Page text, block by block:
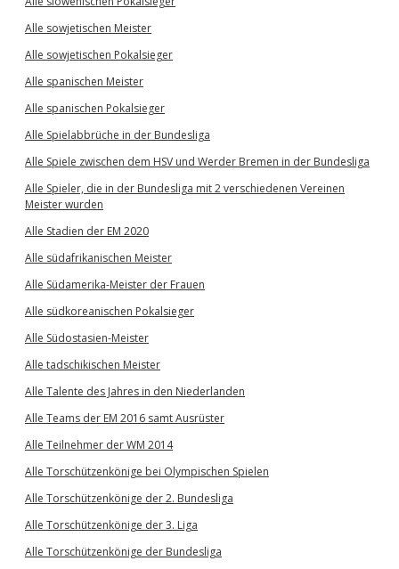
Alle sowjetischen Meister
Alle sowjetischen Pokalsieger
Alle spanischen Meister
Alle spanischen Pokalsieger
Alle Spielabbrüche in der Bundesliga
Alle Spiele zwischen dem HSV und Werder Bremen in der Bundesliga
Alle Spieler, die in der Bundesliga mit 2 verschiedenen Vereinen
Meister wurden
Alle Stadien der EM 2020
Alle südafrikanischen Meister
Alle Südamerika-Meister der Frauen
Alle südkoreanischen Pokalsieger
Alle Südostasien-Meister
Alle tadschikischen Meister
Alle Talente des Jahres in den Niederlanden
Alle Teams der EM 2016 samt Ausrüster
Alle Teilnehmer der WM 2014
Alle Torschützenkönige bei Olympischen Spielen
Alle Torschützenkönige der 2. Bundesliga
Alle Torschützenkönige der 3. Liga
Alle Torschützenkönige der Bundesliga